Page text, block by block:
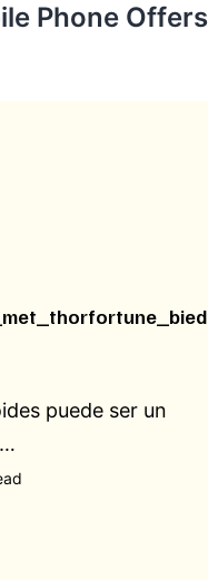
Phone
puede ser un